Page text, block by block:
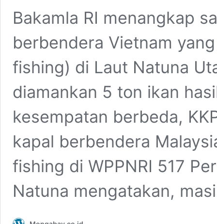
Bakamla RI menangkap
berbendera Vietnam
fishing) di Laut Natuna
diamankan 5 ton ikan
kesempatan berbeda,
kapal berbendera
fishing di WPPNRI 517
Natuna mengatakan,